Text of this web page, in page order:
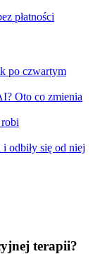
płatności
po czwartym
Oto co zmienia
odbiły się od niej
terapii?